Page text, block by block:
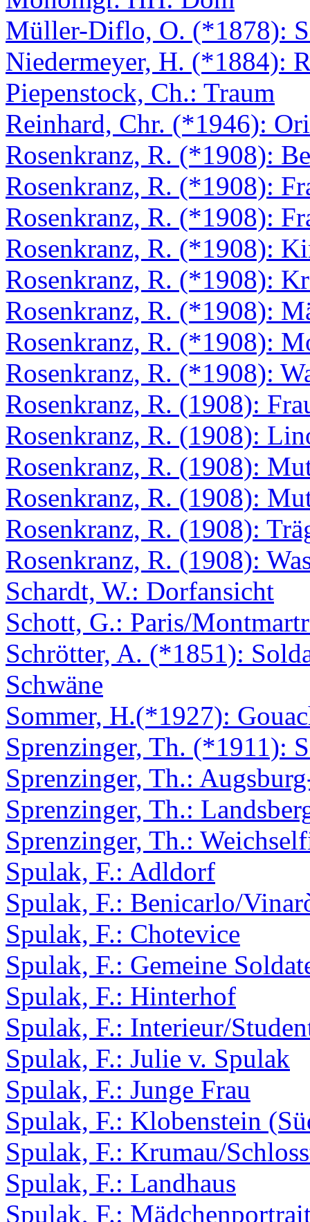
Müller-Diflo, O. (*1878):
Niedermeyer, H. (*1884):
Piepenstock, Ch.: Traum
Reinhard, Chr. (*1946):
Rosenkranz, R. (*1908):
Rosenkranz, R. (*1908):
Rosenkranz, R. (*1908):
Rosenkranz, R. (*1908):
Rosenkranz, R. (*1908):
Rosenkranz, R. (*1908):
Rosenkranz, R. (*1908):
Rosenkranz, R. (*1908):
Rosenkranz, R. (1908):
Rosenkranz, R. (1908):
Rosenkranz, R. (1908):
Rosenkranz, R. (1908):
Rosenkranz, R. (1908):
Rosenkranz, R. (1908):
Schardt, W.: Dorfansicht
Schott, G.: Paris/
Schrötter, A. (*1851):
Schwäne
Sommer, H.(*1927):
Sprenzinger, Th. (*1911):
Sprenzinger, Th.:
Sprenzinger, Th.:
Sprenzinger, Th.:
Spulak, F.: Adldorf
Spulak, F.: Benicarlo/
Spulak, F.: Chotevice
Spulak, F.: Gemeine
Spulak, F.: Hinterhof
Spulak, F.: Interieur/
Spulak, F.: Julie v. Spulak
Spulak, F.: Junge Frau
Spulak, F.: Klobenstein
Spulak, F.: Krumau/
Spulak, F.: Landhaus
Spulak, F.: